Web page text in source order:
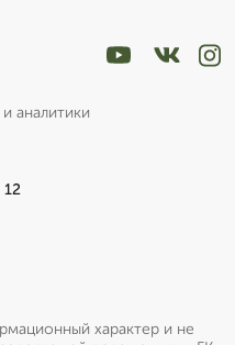
аналитики
12
характер и не